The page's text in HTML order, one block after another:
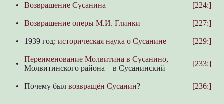
• Возвращение Сусанина [224:]
• Возвращение оперы М.И. Глинки [227:]
• 1939 год: историческая наука о Сусанине [229:]
•
Переименование Молвитина в Сусанино,
Молвитинского района – в Сусанинский
[233:]
• Почему был возвращён Сусанин? [236:]